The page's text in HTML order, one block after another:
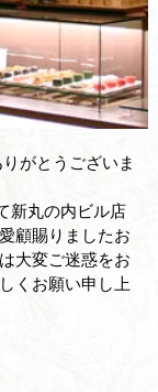
がとうございま
新丸の内ビル店
顧賜りましたお
大変ご迷惑をお
くお願い申し上